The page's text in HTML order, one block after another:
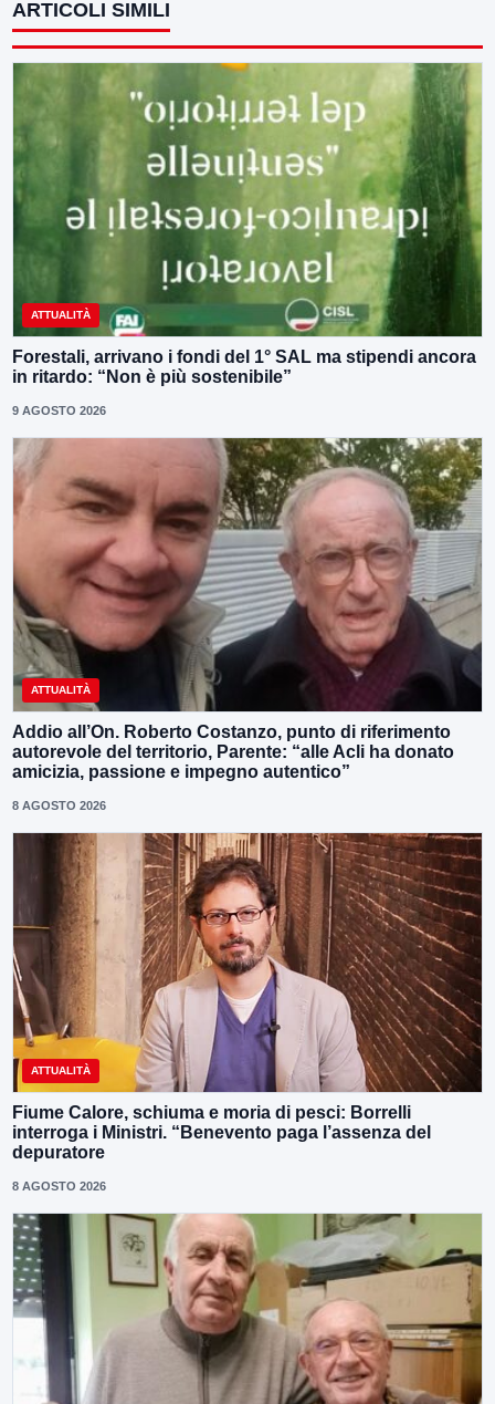
ARTICOLI SIMILI
ATTUALITÀ
Forestali, arrivano i fondi del 1° SAL ma stipendi ancora
in ritardo: “Non è più sostenibile”
9 AGOSTO 2026
ATTUALITÀ
Addio all’On. Roberto Costanzo, punto di riferimento
autorevole del territorio, Parente: “alle Acli ha donato
amicizia, passione e impegno autentico”
8 AGOSTO 2026
ATTUALITÀ
Fiume Calore, schiuma e moria di pesci: Borrelli
interroga i Ministri. “Benevento paga l’assenza del
depuratore
8 AGOSTO 2026